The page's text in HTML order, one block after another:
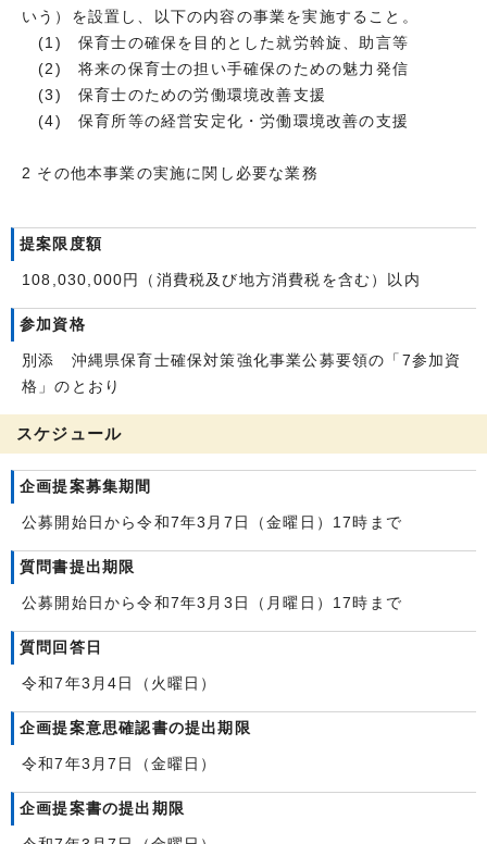
いう）を設置し、以下の内容の事業を実施すること。
(1) 保育士の確保を目的とした就労斡旋、助言等
(2) 将来の保育士の担い手確保のための魅力発信
(3) 保育士のための労働環境改善支援
(4) 保育所等の経営安定化・労働環境改善の支援
2 その他本事業の実施に関し必要な業務
提案限度額
108,030,000円（消費税及び地方消費税を含む）以内
参加資格
別添 沖縄県保育士確保対策強化事業公募要領の「7参加資
格」のとおり
スケジュール
企画提案募集期間
公募開始日から令和7年3月7日（金曜日）17時まで
質問書提出期限
公募開始日から令和7年3月3日（月曜日）17時まで
質問回答日
令和7年3月4日（火曜日）
企画提案意思確認書の提出期限
令和7年3月7日（金曜日）
企画提案書の提出期限